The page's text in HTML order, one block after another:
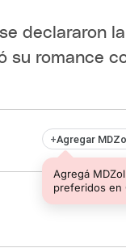
declararon
su romance
+Agregar
Agregá
preferidos en